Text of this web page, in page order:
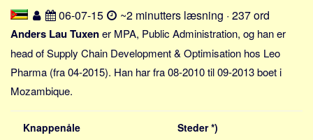
JLKM.dk
Lande
Tyrkiet
Spanien
Sverige
06-07-15 ~2 minutters læsning · 237 ord
Anders Lau Tuxener MPA, Public Administration, og han er
head of Supply Chain Development & Optimisation hos Leo
Pharma (fra 04-2015). Han har fra 08-2010 til 09-2013 boet i
Mozambique.
Knappenåle Steder *)